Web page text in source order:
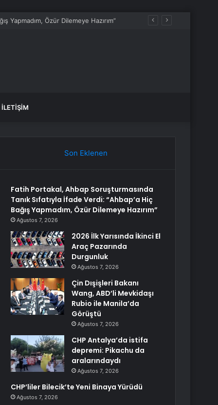
Yapmadım, Özür Dilemeye Hazırım”
İLETIŞIM
Son Eklenen
Fatih Portakal, Ahbap Soruşturmasında
Tanık Sıfatıyla İfade Verdi: “Ahbap’a Hiç
Bağış Yapmadım, Özür Dilemeye Hazırım”
Ağustos 7, 2026
2026 İlk Yarısında İkinci El
Araç Pazarında
Durgunluk
Ağustos 7, 2026
Çin Dışişleri Bakanı
Wang, ABD’li Mevkidaşı
Rubio ile Manila’da
Görüştü
Ağustos 7, 2026
CHP Antalya’da istifa
depremi: Pikachu da
aralarındaydı
Ağustos 7, 2026
CHP’liler Bilecik’te Yeni Binaya Yürüdü
Ağustos 7, 2026